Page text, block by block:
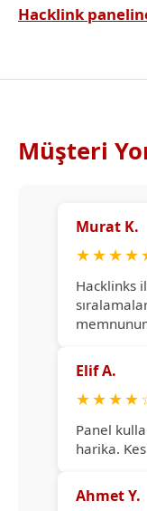
Hacklink
Müşteri
Murat K.
★★★★
Hacklinks
Elif A.
★★★★
Panel
harika.
Ahmet Y.